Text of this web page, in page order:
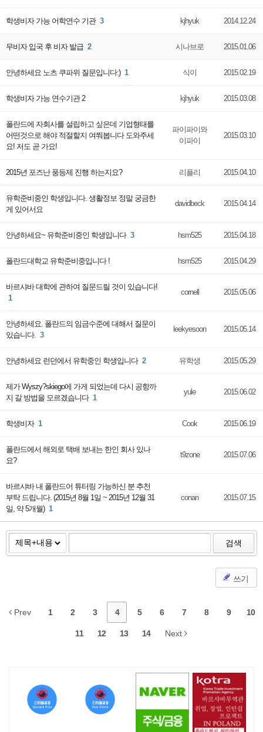
학생비자 가능 어학연수 기관 3 kjhyuk 2014.12.24
무비자 입국 후 비자 발급 2 시나브로 2015.01.06
안녕하세요 노츠 쿠파위 질문입니다:) 1 식이 2015.02.19
학생비자 가능 연수기관 2 kjhyuk 2015.03.08
폴란드에 자회사를 설립하고 싶은데 기업형태를
어떤것으로 해야 적절할지 여쭤봅니다 도와주세
요! 저도 곧 가요!
파이파이와
이파이
2015.03.10
2015년 포즈난 풍등제 진행 하는지요? 리플리 2015.04.10
유학준비중인 학생입니다. 생활정보 정말 궁금한
게 있어서요
davidbeck 2015.04.14
안녕하세요~ 유학준비중인 학생입니다 3 hsm525 2015.04.18
폴란드대학교 유학준비중입니다 ! hsm525 2015.04.29
바르샤바 대학에 관하여 질문드릴 것이 있습니다!
1
cornell 2015.05.06
안녕하세요. 폴란드의 임금수준에 대해서 질문이
있습니다. 3
leekyesoon 2015.05.14
안녕하세요 런던에서 유학중인 학생입니다 2 유학생 2015.05.29
제가 Wyszy?skiego에 가게 되었는데 다시 공항까
지 갈 방법을 모르겠습니다 1
yule 2015.06.02
학생비자 1 Cook 2015.06.19
폴란드에서 해외로 택배 보내는 한인 회사 있나
요?
t9zone 2015.07.06
바르샤바 내 폴란드어 튜터링 가능하신 분 추천
부탁 드립니다. (2015년 8월 1일 ~ 2015년 12월 31
일, 약 5개월) 1
conan 2015.07.15
검색
쓰기
Prev 1 2 3 4 5 6 7 8 9 10
11 12 13 14 Next